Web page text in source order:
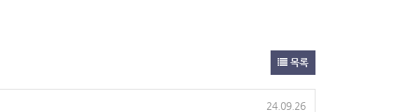
목록
24.09.26